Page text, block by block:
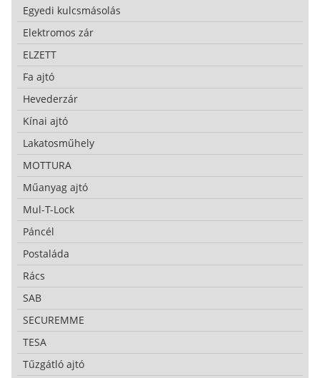
Egyedi kulcsmásolás
Elektromos zár
ELZETT
Fa ajtó
Hevederzár
Kínai ajtó
Lakatosműhely
MOTTURA
Műanyag ajtó
Mul-T-Lock
Páncél
Postaláda
Rács
SAB
SECUREMME
TESA
Tűzgátló ajtó